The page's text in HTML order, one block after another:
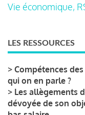
Vie économique,
LES RESSOURCES
> Compétences
qui on en parle ?
> Les allègements
dévoyée de son